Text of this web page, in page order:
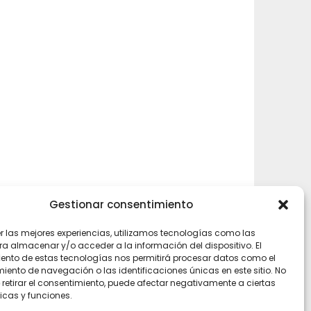
Gestionar consentimiento
las mejores experiencias, utilizamos tecnologías como las
almacenar y/o acceder a la información del dispositivo. El
de estas tecnologías nos permitirá procesar datos como el
de navegación o las identificaciones únicas en este sitio. No
el consentimiento, puede afectar negativamente a ciertas
y funciones.